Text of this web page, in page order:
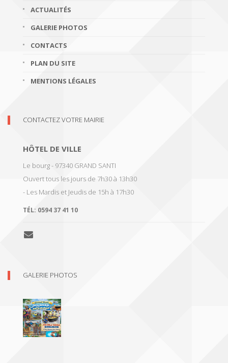
ACTUALITÉS
GALERIE PHOTOS
CONTACTS
PLAN DU SITE
MENTIONS LÉGALES
CONTACTEZ VOTRE MAIRIE
HÔTEL DE VILLE
Le bourg - 97340 GRAND SANTI
Ouvert tous les jours de 7h30 à 13h30
- Les Mardis et Jeudis de 15h à 17h30
TÉL: 0594 37 41 10
GALERIE PHOTOS